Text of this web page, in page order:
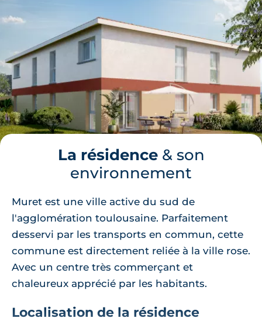
La résidence& son
environnement
Muret est une ville active du sud de
l'agglomération toulousaine. Parfaitement
desservi par les transports en commun, cette
commune est directement reliée à la ville rose.
Avec un centre très commerçant et
chaleureux apprécié par les habitants.
Localisation de la résidence